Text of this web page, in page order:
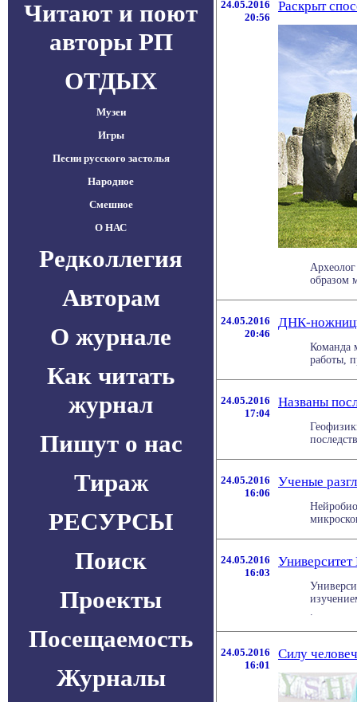
Читают и поют
авторы РП
ОТДЫХ
Музеи
Игры
Песни русского застолья
Народное
Смешное
О НАС
Редколлегия
Авторам
О журнале
Как читать
журнал
Пишут о нас
Тираж
РЕСУРСЫ
Поиск
Проекты
Посещаемость
Журналы
24.05.2016
20:56
Раскрыт
образом
24.05.2016
20:46
ДНК-
Команда
работы,
24.05.2016
17:04
Названы
24.05.2016
16:06
Ученые
24.05.2016
16:03
.
24.05.2016
16:01
Силу